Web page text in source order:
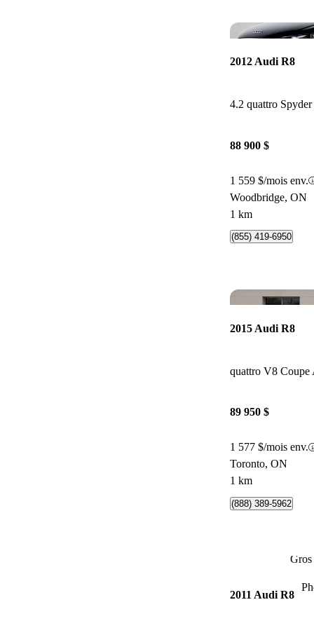
2012 Audi R8
4.2 quattro
88 900 $
1 559 $/mois env.
Woodbridge, ON
1 km
(855) 419-6950
2015 Audi R8
quattro V8 Coupe
89 950 $
1 577 $/mois env.
Toronto, ON
1 km
(888) 389-5962
2011 Audi R8